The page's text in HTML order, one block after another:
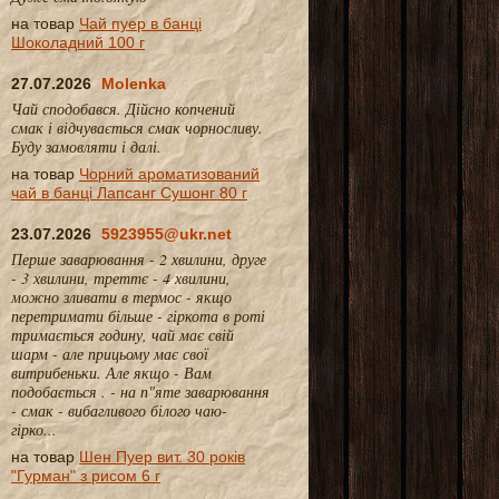
на товар Чай пуер в банці
Шоколадний 100 г
27.07.2026 Molenka
Чай сподобався. Дійсно копчений
смак і відчувається смак чорносливу.
Буду замовляти і далі.
на товар Чорний ароматизований
чай в банці Лапсанг Сушонг 80 г
23.07.2026 5923955@ukr.net
Перше заварювання - 2 хвилини, друге
- 3 хвилини, треттє - 4 хвилини,
можно зливати в термос - якщо
перетримати більше - гіркота в роті
тримається годину, чай має свій
шарм - але прицьому має свої
витрибеньки. Але якщо - Вам
подобається . - на п"яте заварювання
- смак - вибагливого білого чаю-
гірко...
на товар Шен Пуер вит. 30 років
"Гурман" з рисом 6 г